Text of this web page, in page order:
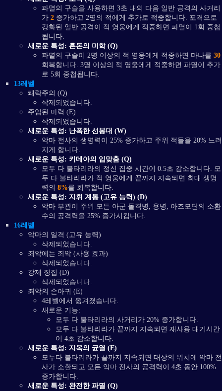
파멸의 구슬을 사용하면 3초 내의 다음 일반 공격의 사거리
가 2 증가하고 2명의 적에게 추가로 적중합니다. 포격으로
강화된 일반 공격이 적 영웅에게 적중하면 파멸이 1회 중첩
됩니다.
새로운 특성: 혼돈의 미학 (Q)
파멸의 구슬이 2명 이상의 적 영웅에게 적중하면 마나를 30
회복합니다. 3명 이상의 적 영웅에게 적중하면 파멸이 추가
로 5회 중첩됩니다.
13레벨
쾌락주의 (Q)
삭제되었습니다.
주입된 마력 (E)
삭제되었습니다.
새로운 특성: 난폭한 선봉대 (W)
악마 전사의 생명력이 25% 증가하고 주위 적들을 20% 느려
지게 합니다.
새로운 특성: 키데아의 입맞춤 (Q)
모두 다 불타리라의 정신 집중 시간이 0.5초 감소합니다. 모
두 다 불타리라가 적 영웅에게 끝까지 지속되면 최대 생명
력의 8%를 회복합니다.
새로운 특성: 지휘 계통 (고유 능력) (D)
악마 부관이 주위 모든 아군 돌격병, 용병, 아즈모단의 소환
수의 공격력을 25% 증가시킵니다.
16레벨
악마의 일격 (고유 능력)
삭제되었습니다.
죄악에는 죄악 (사용 효과)
삭제되었습니다.
강제 징집 (D)
삭제되었습니다.
죄악의 손아귀 (E)
4레벨에서 옮겨졌습니다.
새로운 기능:
모두 다 불타리라의 사거리가 20% 증가합니다.
모두 다 불타리라가 끝까지 지속되면 재사용 대기시간
이 4초 감소합니다.
새로운 특성: 지옥의 균열 (E)
모두다 불타리라가 끝까지 지속되면 대상의 위치에 악마 전
사가 소환되고 모든 악마 전사의 공격력이 4초 동안 100%
증가합니다.
새로운 특성: 완전한 파멸 (Q)